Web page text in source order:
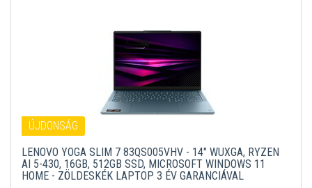
ÚJDONSÁG
LENOVO YOGA SLIM 7 83QS005VHV - 14" WUXGA, RYZEN
AI 5-430, 16GB, 512GB SSD, MICROSOFT WINDOWS 11
HOME - ZÖLDESKÉK LAPTOP 3 ÉV GARANCIÁVAL